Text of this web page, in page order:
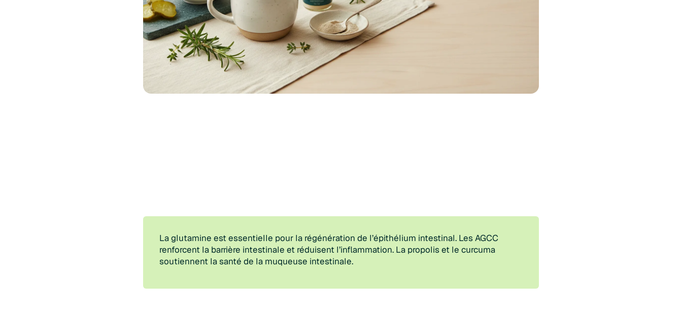
La glutamine est essentielle pour la régénération de l’épithélium intestinal. Les AGCC
renforcent la barrière intestinale et réduisent l’inflammation. La propolis et le curcuma
soutiennent la santé de la muqueuse intestinale.